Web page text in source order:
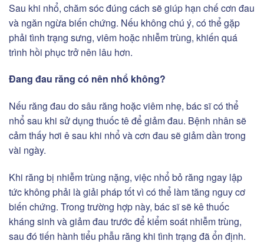
Sau khi nhổ, chăm sóc đúng cách sẽ giúp hạn chế cơn đau
và ngăn ngừa biến chứng. Nếu không chú ý, có thể gặp
phải tình trạng sưng, viêm hoặc nhiễm trùng, khiến quá
trình hồi phục trở nên lâu hơn.
Đang đau răng có nên nhổ không?
Nếu răng đau do sâu răng hoặc viêm nhẹ, bác sĩ có thể
nhổ sau khi sử dụng thuốc tê để giảm đau. Bệnh nhân sẽ
cảm thấy hơi ê sau khi nhổ và cơn đau sẽ giảm dần trong
vài ngày.
Khi răng bị nhiễm trùng nặng, việc nhổ bỏ răng ngay lập
tức không phải là giải pháp tốt vì có thể làm tăng nguy cơ
biến chứng. Trong trường hợp này, bác sĩ sẽ kê thuốc
kháng sinh và giảm đau trước để kiểm soát nhiễm trùng,
sau đó tiến hành tiểu phẫu răng khi tình trạng đã ổn định.